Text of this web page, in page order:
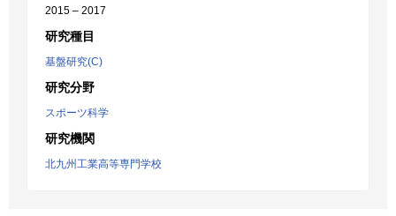
2015 – 2017
研究種目
基盤研究(C)
研究分野
スポーツ科学
研究機関
北九州工業高等専門学校